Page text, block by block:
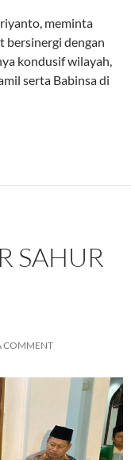
meminta
bersinergi dengan
kondusif wilayah,
serta Babinsa di
SAHUR
COMMENT